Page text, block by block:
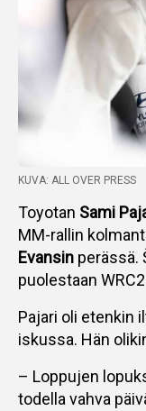
KUVA: ALL OVER PRESS
Toyotan Sami
MM-rallin
Evansin perässä.
puolestaan
Pajari oli etenkin
iskussa. Hän
– Loppujen
todella vahva